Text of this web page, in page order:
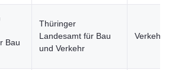
Bau
Thüringer
Landesamt für Bau
und Verkehr
Verkehr